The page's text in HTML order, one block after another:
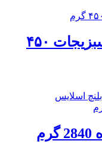
ترشی قارچ با زیتون و سبزیجات ۴۵۰
اسلایس